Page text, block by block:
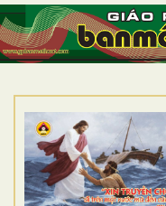
TRANG NHẤT
GIỚI THIỆU
DÒNG TU
BAN MỤC VỤ
ĐOÀN THỂ CG